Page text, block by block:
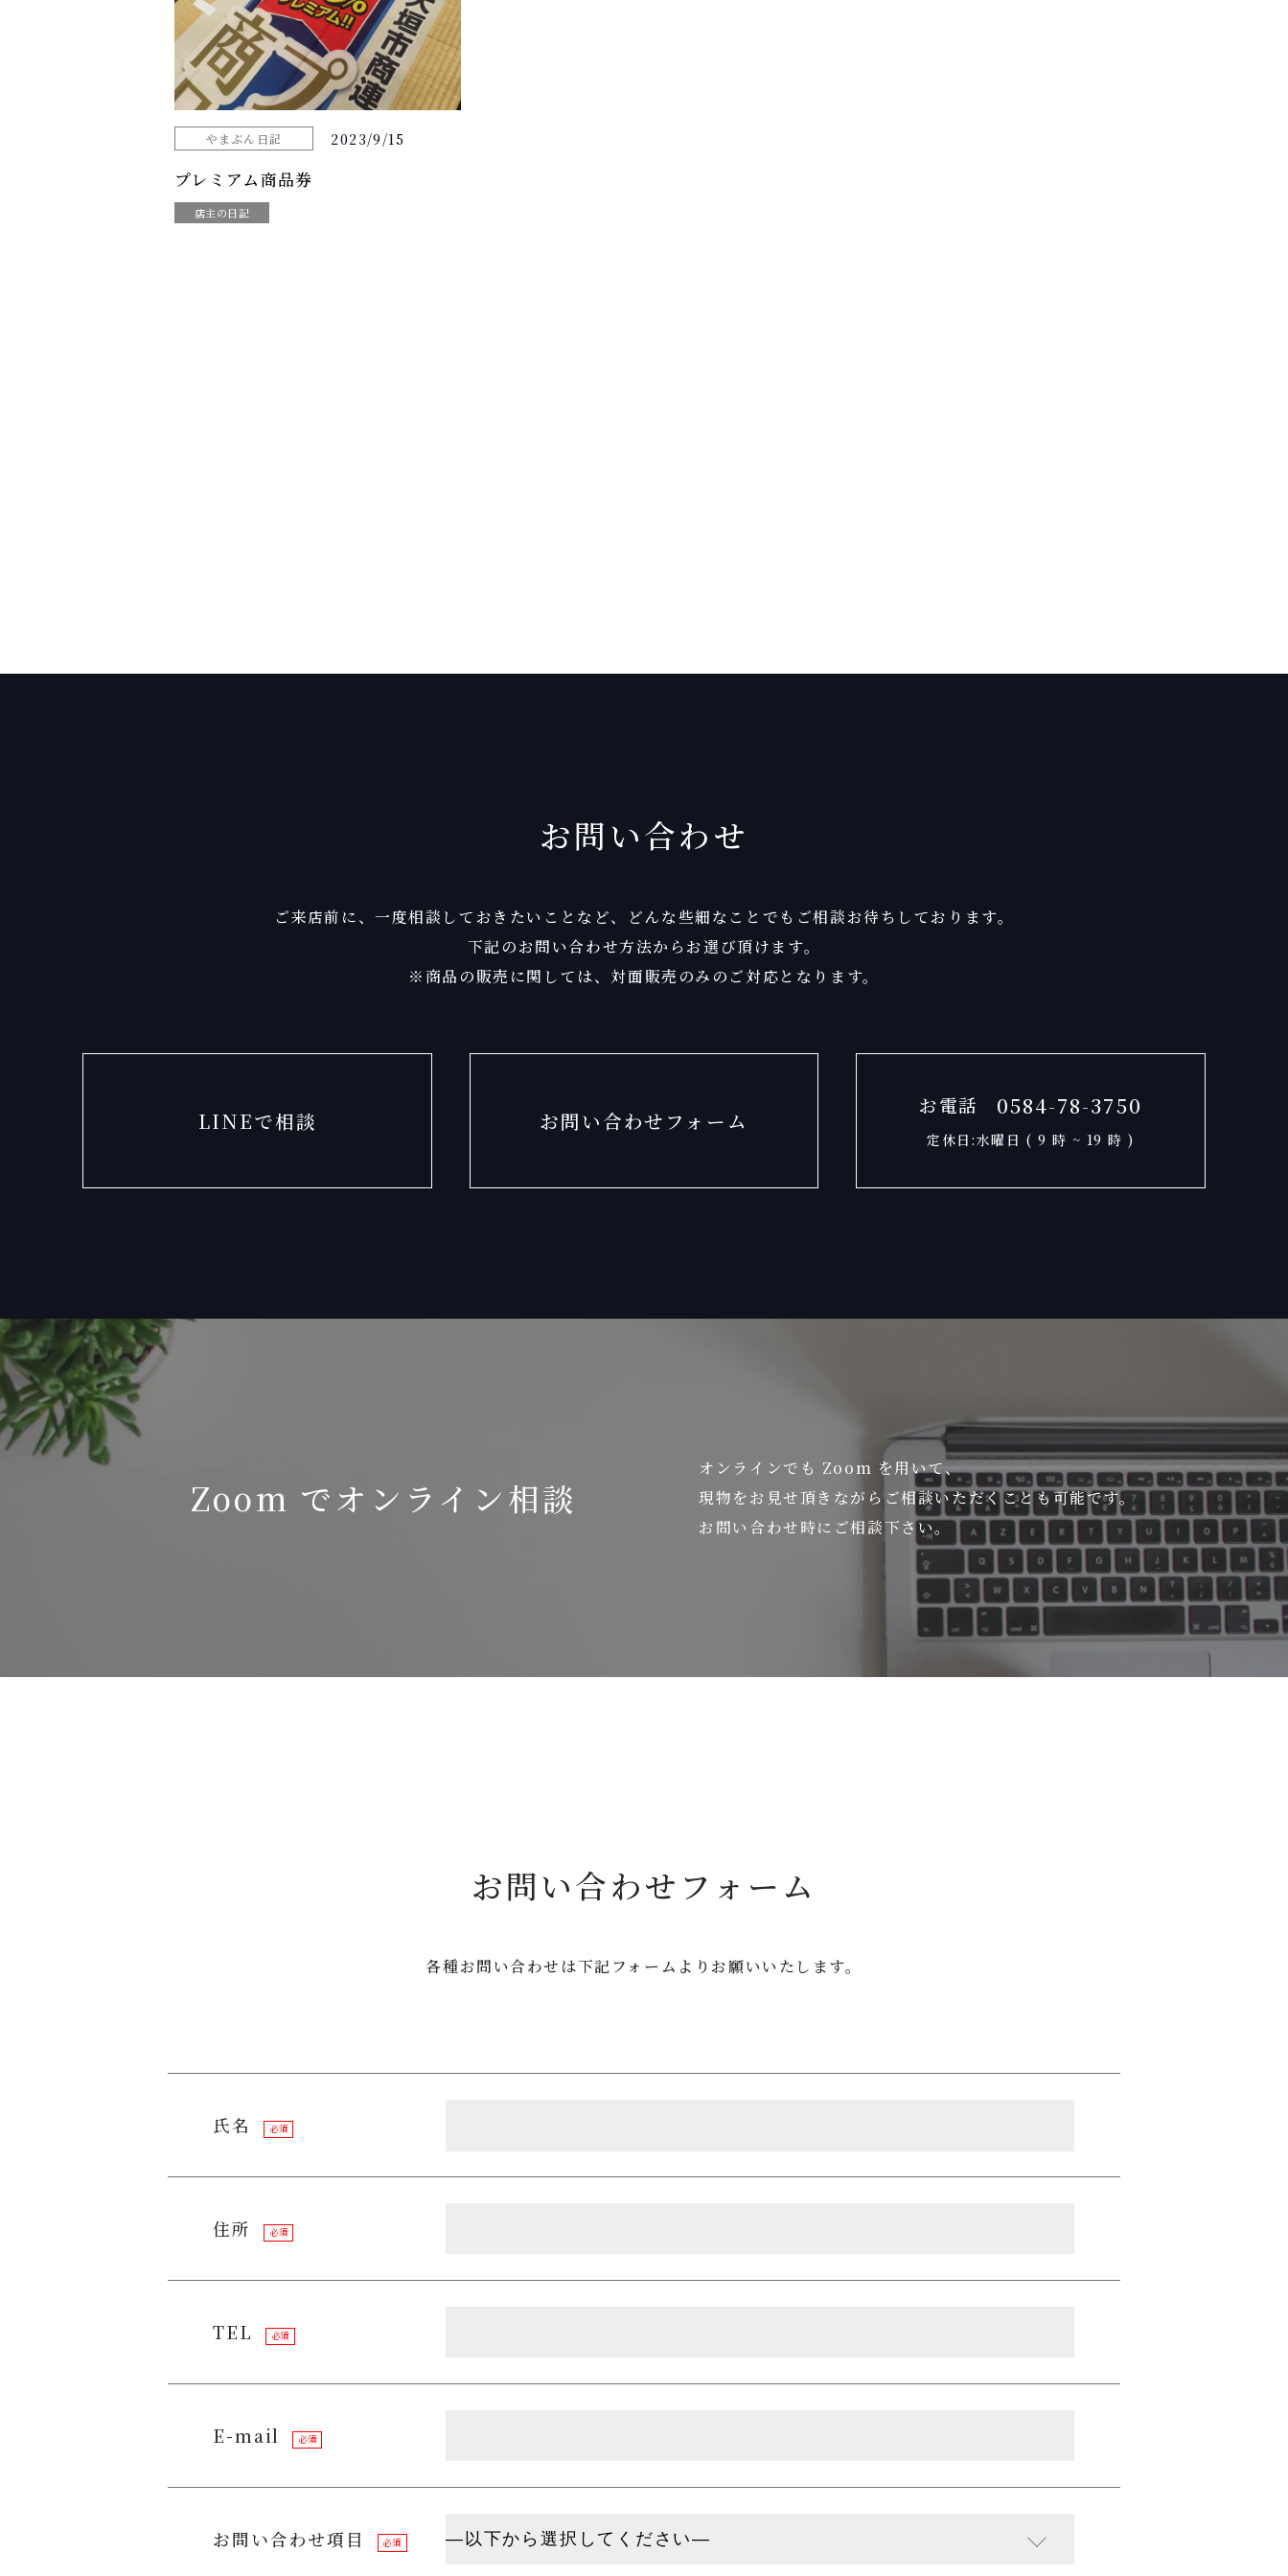
やまぶん日記 2023/9/15
プレミアム商品券
店主の日記
お問い合わせ
ご来店前に、一度相談しておきたいことなど、
どんな些細なことでもご相談お待ちしております。
下記のお問い合わせ方法からお選び頂けます。
※商品の販売に関しては、 対面販売のみのご対応となります。
LINEで相談 お問い合わせフォーム
お電話 0584-78-3750
定休日:水曜日 ( 9 時 ~ 19 時 )
Zoom でオンライン相談
オンラインでも Zoom を用いて、
現物をお見せ頂きながら ご相談いただくことも可能です。
お問い合わせ時にご相談下さい。
お問い合わせフォーム
各種お問い合わせは下記フォームよりお願いいたします。
氏名 必須
住所 必須
TEL 必須
E-mail 必須
お問い合わせ項目 必須